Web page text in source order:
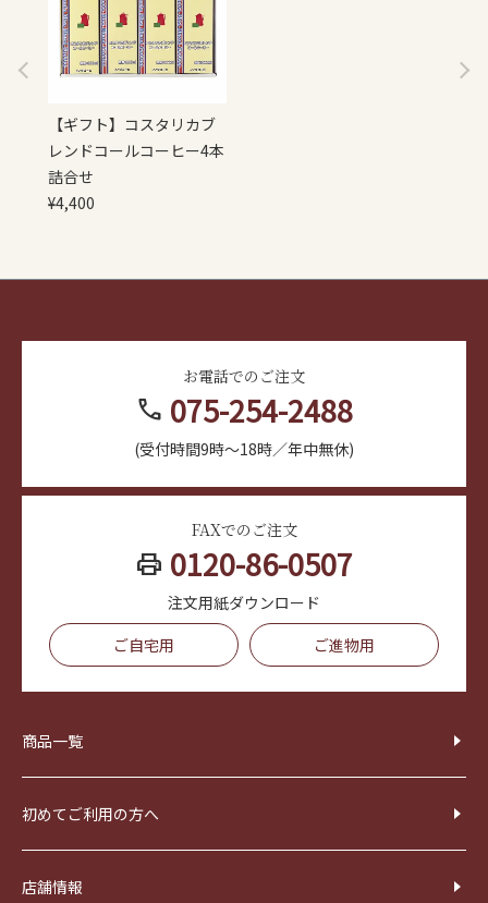
【ギフト】コスタリカブ
レンドコールコーヒー4本
詰合せ
¥4,400
お電話でのご注文
call 075-254-2488
(受付時間9時～18時／年中無休)
FAXでのご注文
print 0120-86-0507
注文用紙ダウンロード
ご自宅用
ご進物用
商品一覧
初めてご利用の方へ
店舗情報